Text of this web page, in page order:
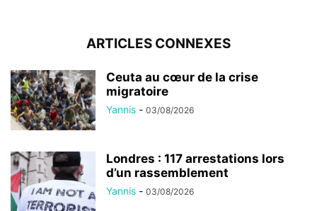
ARTICLES CONNEXES
Ceuta au cœur de la crise
migratoire
Yannis - 03/08/2026
Londres : 117 arrestations lors
d’un rassemblement
Yannis - 03/08/2026